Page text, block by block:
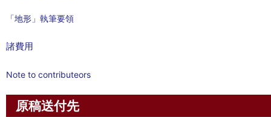
「地形」執筆要領
諸費用
Note to contributeors
原稿送付先